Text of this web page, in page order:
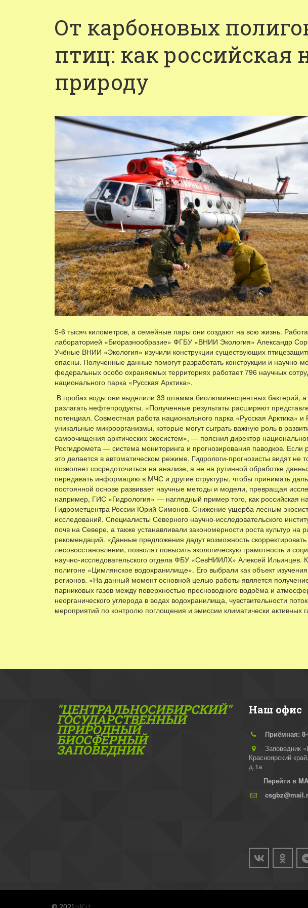
От карбоновых
птиц: как российская
природу
5-6 тысяч километров, а семейные пары они создают на всю жизнь.
лабораторией «Биоразнообразие» ФГБУ «ВНИИ Экология» Александр
Учёные ВНИИ «Экология» изучили конструкции существующих
опасны. Полученные данные помогут разработать конструкции и
федеральных особо охраняемых территориях работает 796 научных
национального парка «Русская Арктика».
В пробах воды они выделили 33 штамма биолюминесцентных бактерий,
разлагать нефтепродукты. «Полученные результаты расширяют
потенциал. Совместная работа национального парка «Русская
уникальные микроорганизмы, которые могут сыграть важную роль в
самоочищения арктических экосистем», — пояснил директор
Росгидромета — система мониторинга и прогнозирования паводков.
это делается в автоматическом режиме. Гидрологи-прогнозисты видят
позволяет сосредоточиться на анализе, а не на рутинной обработке
передавать информацию в МЧС и другие структуры, чтобы принимать
постоянной основе развивает научные методы и модели, превращая
например, ГИС «Гидрология» — наглядный пример того, как российская
Гидрометцентра России Юрий Симонов. Снижение ущерба лесным
исследований. Специалисты Северного научно-исследовательского
почв на Севере, а также устанавливали закономерности роста культур
рекомендаций. «Данные предложения дадут возможность
лесовосстановлении, позволят повысить экологическую грамотность и
научно-исследовательского отдела ФБУ «СевНИИЛХ» Алексей Ильинцев.
полигоне «Цимлянское водохранилище». Его выбрали как объект
регионов. «На данный момент основной целью работы является
парниковых газов между поверхностью пресноводного водоёма и
неорганического углерода в водах водохранилища, чувствительности
мероприятий по контролю поглощения и эмиссии климатически
Автор: Пресс-
"ЦЕНТРАЛЬНОСИБИРСКИЙ"
ГОС­УДАРСТВЕННЫЙ
ПРИРОДНЫЙ
БИОСФЕРНЫЙ
ЗАПОВЕДНИК
Наш офис
Приёмная: 8-
Заповедник
Красноярский
д.1а
Перейти в